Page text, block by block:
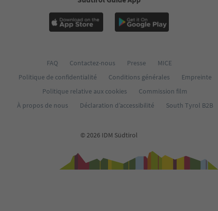
FAQ Contactez-nous Presse
MICE
Politique de confidentialité
Conditions générales
Empreinte
Politique relative aux cookies
Commission film
À propos de nous
Déclaration d’accessibilité South Tyrol B2B
© 2026 IDM Südtirol